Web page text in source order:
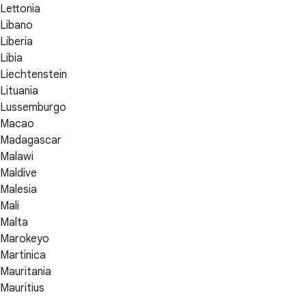
Lettonia
Libano
Liberia
Libia
Liechtenstein
Lituania
Lussemburgo
Macao
Madagascar
Malawi
Maldive
Malesia
Mali
Malta
Marokeyo
Martinica
Mauritania
Mauritius